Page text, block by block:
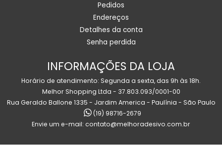
Pedidos
Endereços
Detalhes da conta
Senha perdida
INFORMAÇÕES DA LOJA
Horário de atendimento: Segunda a sexta, das 9h às 18h.
Melhor Shopping Ltda - 37.803.093/0001-00
Rua Geraldo Ballone 1335 - Jardim America - Paulínia - São Paulo
(19) 98716-2679
Envie um e-mail: contato@melhoradesivo.com.br